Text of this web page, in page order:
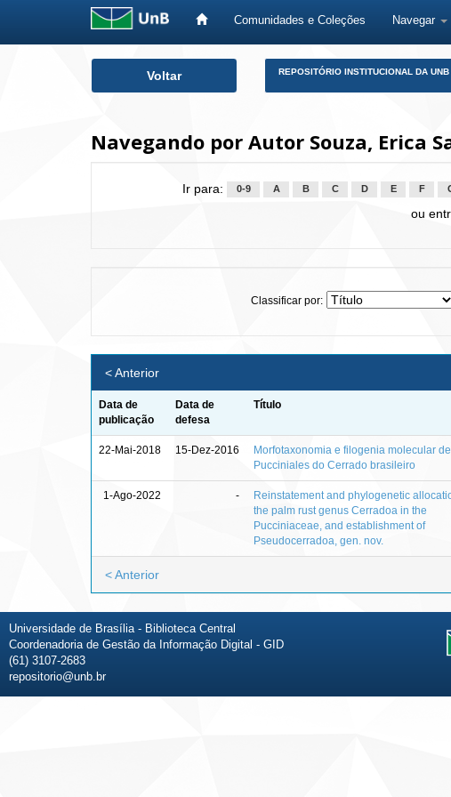
Comunidades e Coleções Navegar
Voltar REPOSITÓRIO INSTITUCIONAL DA UNB
Navegando por Autor Souza, Erica
Ir para: 0-9 A B C D E F
ou
Classificar por:
< Anterior
Data de
publicação
Data de
defesa
Título
22-Mai-2018 15-Dez-2016
Morfotaxonomia e filogenia molecular de
Pucciniales do Cerrado brasileiro
1-Ago-2022 -
Reinstatement and phylogenetic
the palm rust genus Cerradoa in the
Pucciniaceae, and establishment of
Pseudocerradoa, gen. nov.
< Anterior
Universidade de Brasília - Biblioteca Central
Coordenadoria de Gestão da Informação Digital - GID
(61) 3107-2683
repositorio@unb.br